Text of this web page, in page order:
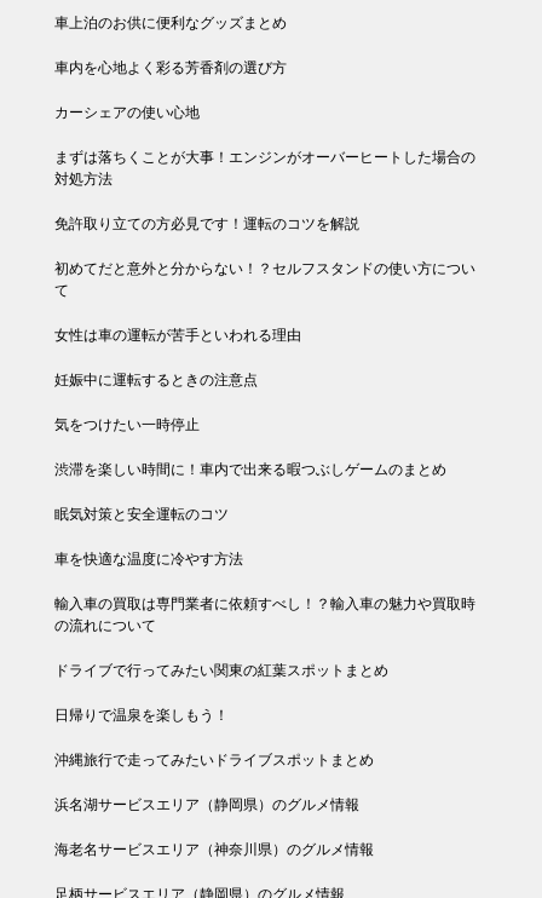
車上泊のお供に便利なグッズまとめ
車内を心地よく彩る芳香剤の選び方
カーシェアの使い心地
まずは落ちくことが大事！エンジンがオーバーヒートした場合の
対処方法
免許取り立ての方必見です！運転のコツを解説
初めてだと意外と分からない！？セルフスタンドの使い方につい
て
女性は車の運転が苦手といわれる理由
妊娠中に運転するときの注意点
気をつけたい一時停止
渋滞を楽しい時間に！車内で出来る暇つぶしゲームのまとめ
眠気対策と安全運転のコツ
車を快適な温度に冷やす方法
輸入車の買取は専門業者に依頼すべし！？輸入車の魅力や買取時
の流れについて
ドライブで行ってみたい関東の紅葉スポットまとめ
日帰りで温泉を楽しもう！
沖縄旅行で走ってみたいドライブスポットまとめ
浜名湖サービスエリア（静岡県）のグルメ情報
海老名サービスエリア（神奈川県）のグルメ情報